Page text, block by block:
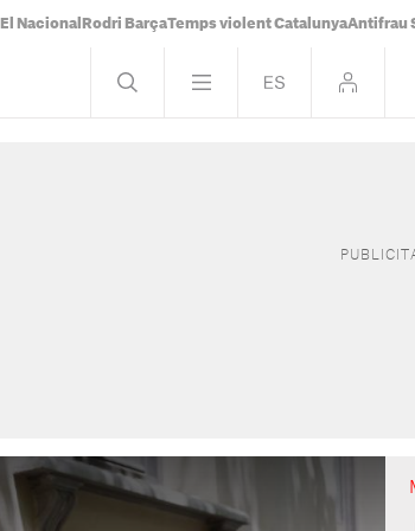
Nacional Rodri BarçaTemps violent CatalunyaAntifrau